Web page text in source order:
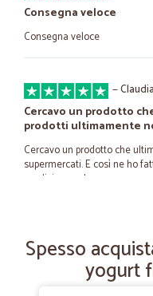
Consegna veloce
Consegna veloce
—
Cercavo un prodotto
prodotti ultimamente
Cercavo un prodotto che
supermercati. E così ne ho
spedizione veloce
PUNTUALITA' NELLA
PUNTUALITA' NELLA
Spesso
yogurt